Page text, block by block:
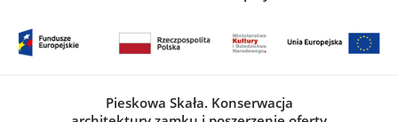
Pieskowa Skała. Konserwacja